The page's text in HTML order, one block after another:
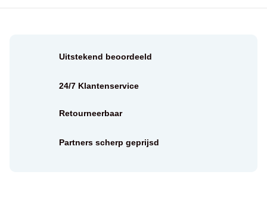
Uitstekend beoordeeld
24/7 Klantenservice
Retourneerbaar
Partners scherp geprijsd